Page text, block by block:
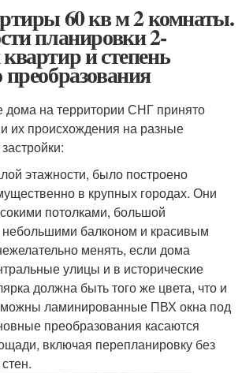
60 кв м 2 комнаты.
планировки 2-
и степень
дома на территории СНГ принято
их происхождения на разные
этажности, было построено
в крупных городах. Они
потолками, большой
балконом и красивым
менять, если дома
улицы и в исторические
должна быть того же цвета, что и
ламинированные ПВХ окна под
преобразования касаются
включая перепланировку без